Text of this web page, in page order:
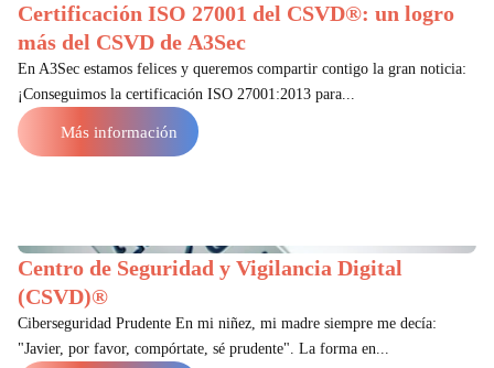
Certificación ISO 27001 del CSVD®: un logro
más del CSVD de A3Sec
En A3Sec estamos felices y queremos compartir contigo la gran noticia:
¡Conseguimos la certificación ISO 27001:2013 para...
Más información
Centro de Seguridad y Vigilancia Digital
(CSVD)®
Ciberseguridad Prudente En mi niñez, mi madre siempre me decía:
"Javier, por favor, compórtate, sé prudente". La forma en...